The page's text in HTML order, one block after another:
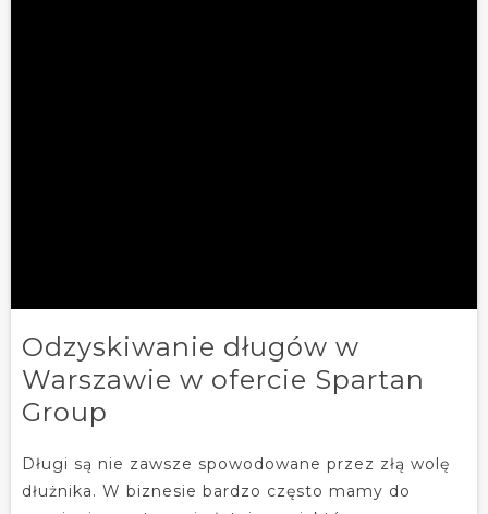
Odzyskiwanie długów w
Warszawie w ofercie Spartan
Group
Długi są nie zawsze spowodowane przez złą wolę
dłużnika. W biznesie bardzo często mamy do